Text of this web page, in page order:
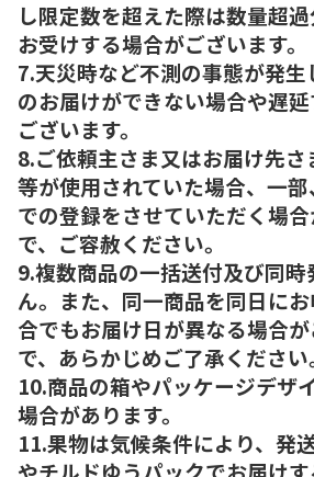
し限定数を超えた際は数量超
お受けする場合がございます。
7.天災時など不測の事態が発
のお届けができない場合や遅
ございます。
8.ご依頼主さま又はお届け先
等が使用されていた場合、一
での登録をさせていただく場
で、ご容赦ください。
9.複数商品の一括送付及び同時
ん。また、同一商品を同日に
合でもお届け日が異なる場合
で、あらかじめご了承ください
10.商品の箱やパッケージデザ
場合があります。
11.果物は気候条件により、発